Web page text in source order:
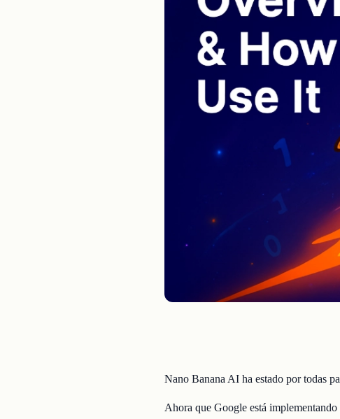
Nano Banana AI ha estado por todas
Ahora que Google está